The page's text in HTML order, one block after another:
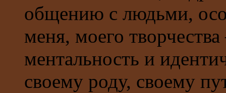
общению с людьми,
меня, моего
ментальность и
своему роду, своему